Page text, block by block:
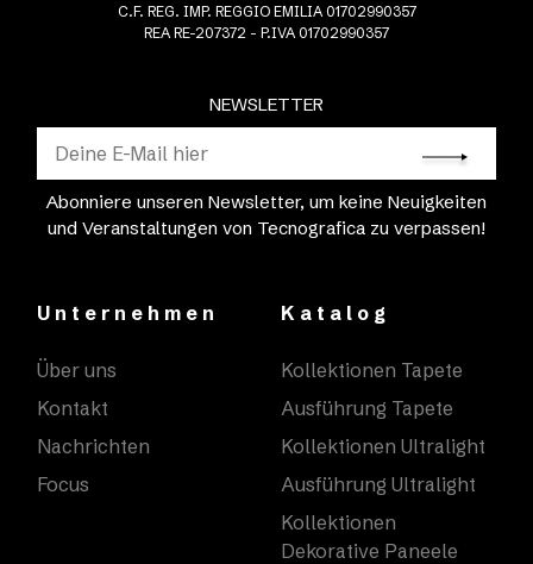
NEWSLETTER
Abonniere unseren Newsletter, um keine Neuigkeiten
und Veranstaltungen von Tecnografica zu verpassen!
C.F. REG. IMP. REGGIO EMILIA 01702990357
REA RE-207372 - P.IVA 01702990357
Unternehmen
Über uns
Kontakt
Nachrichten
Focus
Katalog
Kollektionen Tapete
Ausführung Tapete
Kollektionen Ultralight
Ausführung Ultralight
Kollektionen
Dekorative Paneele